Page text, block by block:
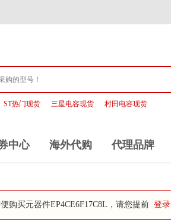
ST热门现货 三星电容现货 村田电容现货
中心 海外代购 代理品牌
购买元器件EP4CE6F17C8L，请您提前 登录